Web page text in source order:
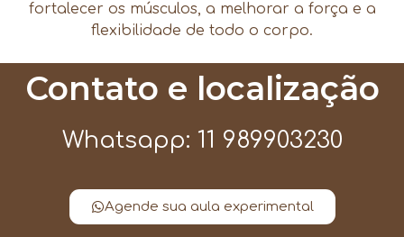
fortalecer os músculos, a melhorar a força e a
flexibilidade de todo o corpo.
Contato e localização
Whatsapp: 11 989903230
Agende sua aula experimental